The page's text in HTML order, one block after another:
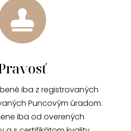

iba z registrovaných
Puncovým úradom.
iba od overených